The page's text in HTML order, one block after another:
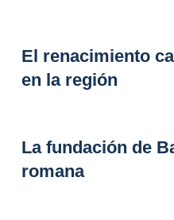
El renacimiento
en la región
La fundación de
romana